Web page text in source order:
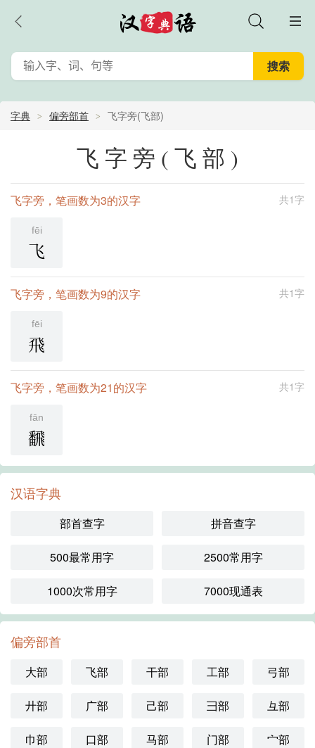
字典 偏旁部首 飞字旁(飞部)
飞字旁(飞部)
共1字
飞字旁，笔画数为3的汉字
fēi
飞
共1字
飞字旁，笔画数为9的汉字
fēi
飛
共1字
飞字旁，笔画数为21的汉字
fān
飜
汉语字典
部首查字 拼音查字
500最常用字 2500常用字
1000次常用字 7000现通表
偏旁部首
大部 飞部 干部 工部 弓部
廾部 广部 己部 彐部 彑部
巾部 口部 马部 门部 宀部